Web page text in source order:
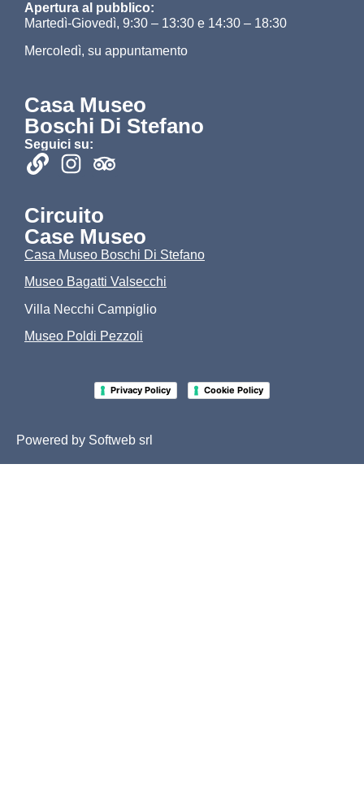
Apertura al pubblico:
Martedì-Giovedì, 9:30 – 13:30 e 14:30 – 18:30
Mercoledì, su appuntamento
Casa Museo
Boschi Di Stefano
Seguici su:
Circuito
Case Museo
Casa Museo Boschi Di Stefano
Museo Bagatti Valsecchi
Villa Necchi Campiglio
Museo Poldi Pezzoli
Privacy Policy Cookie Policy
Powered by Softweb srl